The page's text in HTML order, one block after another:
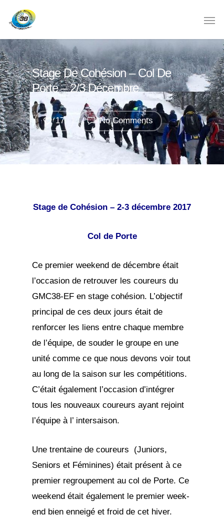
Stage De Cohésion – Col De
Porte – 2/3 Décembre
No Comments
17
Stage de Cohésion – 2-3 décembre 2017
Col de Porte
Ce premier weekend de décembre était
l’occasion de retrouver les coureurs du
GMC38-EF en stage cohésion. L’objectif
principal de ces deux jours était de
renforcer les liens entre chaque membre
de l’équipe, de souder le groupe en une
unité comme ce que nous devons voir tout
au long de la saison sur les compétitions.
C’était également l’occasion d’intégrer
tous les nouveaux coureurs ayant rejoint
l’équipe à l’ intersaison.
Une trentaine de coureurs (Juniors,
Seniors et Féminines) était présent à ce
premier regroupement au col de Porte. Ce
weekend était également le premier week-
end bien enneigé et froid de cet hiver.